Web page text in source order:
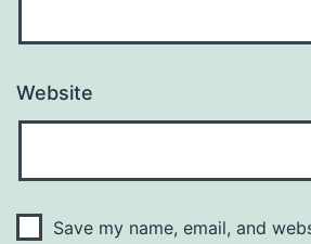
Website
Save my name, email, and